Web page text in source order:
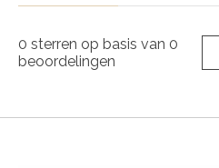
0 sterren op basis van 0
beoordelingen